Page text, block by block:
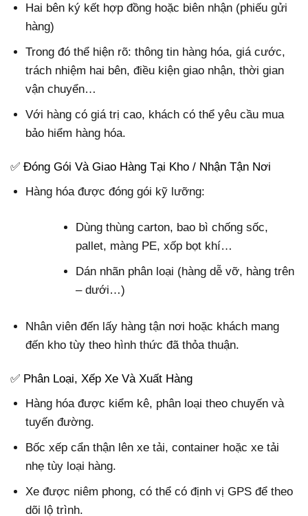
Hai bên ký kết hợp đồng hoặc biên nhận (phiếu gửi
hàng)
Trong đó thể hiện rõ: thông tin hàng hóa, giá cước,
trách nhiệm hai bên, điều kiện giao nhận, thời gian
vận chuyển…
Với hàng có giá trị cao, khách có thể yêu cầu mua
bảo hiểm hàng hóa.
✅ Đóng Gói Và Giao Hàng Tại Kho / Nhận Tận Nơi
Hàng hóa được đóng gói kỹ lưỡng:
Dùng thùng carton, bao bì chống sốc,
pallet, màng PE, xốp bọt khí…
Dán nhãn phân loại (hàng dễ vỡ, hàng trên
– dưới…)
Nhân viên đến lấy hàng tận nơi hoặc khách mang
đến kho tùy theo hình thức đã thỏa thuận.
✅ Phân Loại, Xếp Xe Và Xuất Hàng
Hàng hóa được kiểm kê, phân loại theo chuyến và
tuyến đường.
Bốc xếp cẩn thận lên xe tải, container hoặc xe tải
nhẹ tùy loại hàng.
Xe được niêm phong, có thể có định vị GPS để theo
dõi lộ trình.